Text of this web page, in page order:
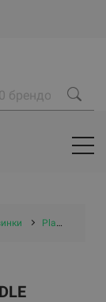
Plastic Bandit set of 2 handle